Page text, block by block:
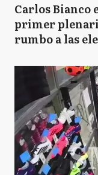
Carlos Bianco
primer
rumbo a las